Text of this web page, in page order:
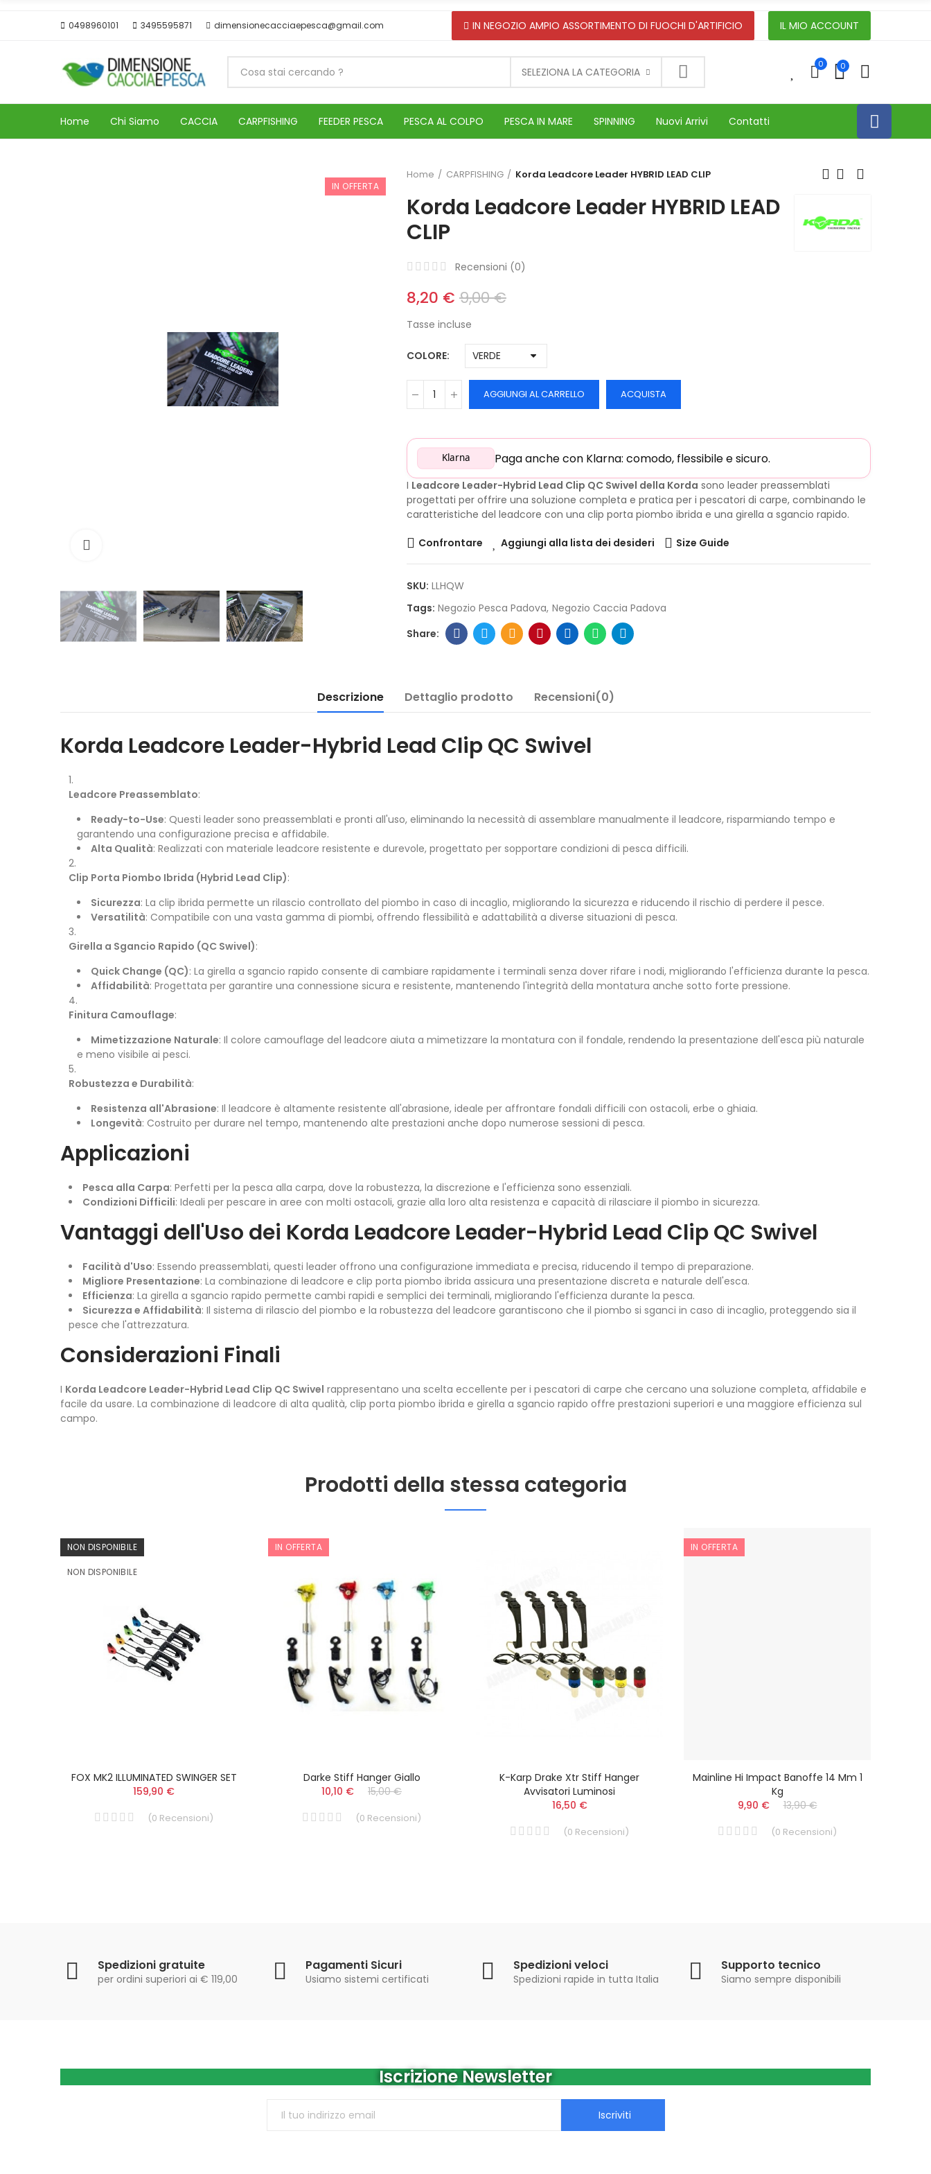
0498960101 3495595871 dimensionecacciaepesca@gmail.com IN NEGOZIO AMPIO ASSORTIMENTO DI FUOCHI D'ARTIFICIO IL MIO ACCOUNT
SELEZIONA LA CATEGORIA
0 0
Home Chi Siamo CACCIA CARPFISHING FEEDER PESCA PESCA AL COLPO PESCA IN MARE SPINNING Nuovi Arrivi Contatti
IN OFFERTA
Home CARPFISHING Korda Leadcore Leader HYBRID LEAD CLIP
Korda Leadcore Leader HYBRID LEAD
CLIP
Recensioni (0)
8,20 € 9,00 €
Tasse incluse
COLORE
AGGIUNGI AL CARRELLO ACQUISTA
Klarna Paga anche con Klarna: comodo, flessibile e sicuro.
I Leadcore Leader-Hybrid Lead Clip QC Swivel della Korda sono leader preassemblati
progettati per offrire una soluzione completa e pratica per i pescatori di carpe, combinando le
caratteristiche del leadcore con una clip porta piombo ibrida e una girella a sgancio rapido.
Confrontare Aggiungi alla lista dei desideri Size Guide
SKU: LLHQW
Tags: Negozio Pesca Padova Negozio Caccia Padova
Descrizione Dettaglio prodotto Recensioni(0)
Korda Leadcore Leader-Hybrid Lead Clip QC Swivel
Leadcore Preassemblato:
Ready-to-Use: Questi leader sono preassemblati e pronti all'uso, eliminando la necessità di assemblare manualmente il leadcore, risparmiando tempo e
garantendo una configurazione precisa e affidabile.
Alta Qualità: Realizzati con materiale leadcore resistente e durevole, progettato per sopportare condizioni di pesca difficili.
Clip Porta Piombo Ibrida (Hybrid Lead Clip):
Sicurezza: La clip ibrida permette un rilascio controllato del piombo in caso di incaglio, migliorando la sicurezza e riducendo il rischio di perdere il pesce.
Versatilità: Compatibile con una vasta gamma di piombi, offrendo flessibilità e adattabilità a diverse situazioni di pesca.
Girella a Sgancio Rapido (QC Swivel):
Quick Change (QC): La girella a sgancio rapido consente di cambiare rapidamente i terminali senza dover rifare i nodi, migliorando l'efficienza durante la pesca.
Affidabilità: Progettata per garantire una connessione sicura e resistente, mantenendo l'integrità della montatura anche sotto forte pressione.
Finitura Camouflage:
Mimetizzazione Naturale: Il colore camouflage del leadcore aiuta a mimetizzare la montatura con il fondale, rendendo la presentazione dell'esca più naturale
e meno visibile ai pesci.
Robustezza e Durabilità:
Resistenza all'Abrasione: Il leadcore è altamente resistente all'abrasione, ideale per affrontare fondali difficili con ostacoli, erbe o ghiaia.
Longevità: Costruito per durare nel tempo, mantenendo alte prestazioni anche dopo numerose sessioni di pesca.
Applicazioni
Pesca alla Carpa: Perfetti per la pesca alla carpa, dove la robustezza, la discrezione e l'efficienza sono essenziali.
Condizioni Difficili: Ideali per pescare in aree con molti ostacoli, grazie alla loro alta resistenza e capacità di rilasciare il piombo in sicurezza.
Vantaggi dell'Uso dei Korda Leadcore Leader-Hybrid Lead Clip QC Swivel
Facilità d'Uso: Essendo preassemblati, questi leader offrono una configurazione immediata e precisa, riducendo il tempo di preparazione.
Migliore Presentazione: La combinazione di leadcore e clip porta piombo ibrida assicura una presentazione discreta e naturale dell'esca.
Efficienza: La girella a sgancio rapido permette cambi rapidi e semplici dei terminali, migliorando l'efficienza durante la pesca.
Sicurezza e Affidabilità: Il sistema di rilascio del piombo e la robustezza del leadcore garantiscono che il piombo si sganci in caso di incaglio, proteggendo sia il
pesce che l'attrezzatura.
Considerazioni Finali
I Korda Leadcore Leader-Hybrid Lead Clip QC Swivel rappresentano una scelta eccellente per i pescatori di carpe che cercano una soluzione completa, affidabile e
facile da usare. La combinazione di leadcore di alta qualità, clip porta piombo ibrida e girella a sgancio rapido offre prestazioni superiori e una maggiore efficienza sul
campo.
Prodotti della stessa categoria
NON DISPONIBILE
NON DISPONIBILE
FOX MK2 ILLUMINATED SWINGER SET
159,90 €
(0 Recensioni)
IN OFFERTA
Darke Stiff Hanger Giallo
10,10 €
15,00 €
(0 Recensioni)
K-Karp Drake Xtr Stiff Hanger
Avvisatori Luminosi
16,50 €
(0 Recensioni)
IN OFFERTA
Mainline Hi Impact Banoffe 14 Mm 1
Kg
9,90 €
13,90 €
(0 Recensioni)
Spedizioni gratuite
per ordini superiori ai € 119,00
Pagamenti Sicuri
Usiamo sistemi certificati
Spedizioni veloci
Spedizioni rapide in tutta Italia
Supporto tecnico
Siamo sempre disponibili
Iscrizione Newsletter
Iscriviti